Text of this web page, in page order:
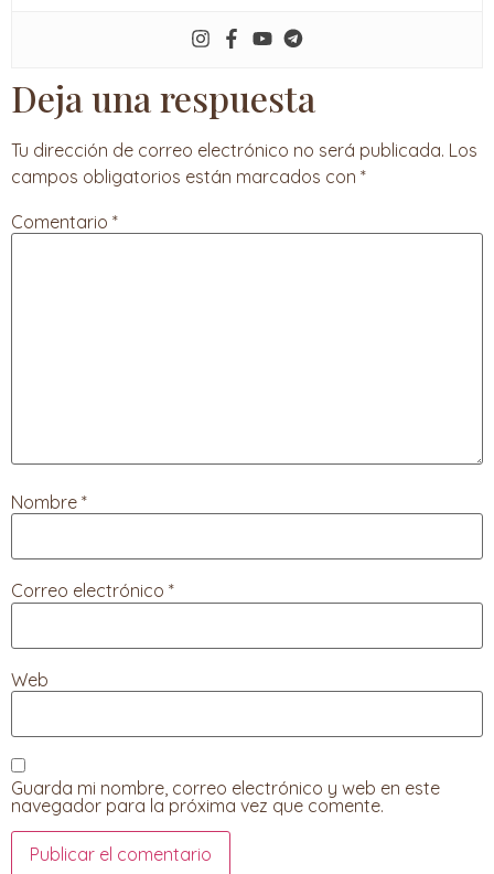
Deja una respuesta
Tu dirección de correo electrónico no será publicada. Los
campos obligatorios están marcados con *
Comentario *
Nombre *
Correo electrónico *
Web
Guarda mi nombre, correo electrónico y web en este
navegador para la próxima vez que comente.